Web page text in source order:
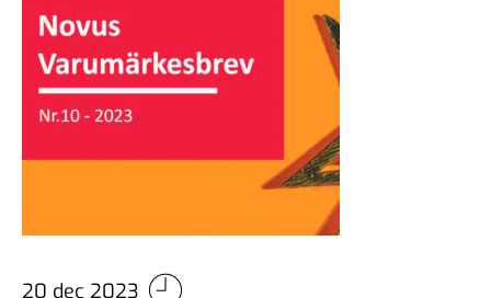
20 dec 2023